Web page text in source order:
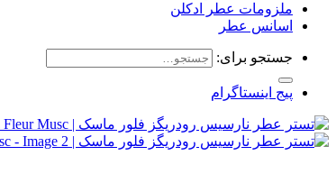
ملزومات عطر ادکلن
اسانس عطر
جستجو برای:
پیج اینستاگرام